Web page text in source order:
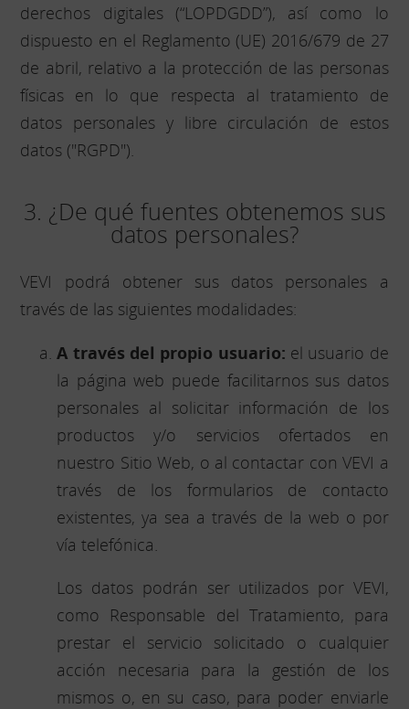
derechos digitales (“LOPDGDD”), así como lo
dispuesto en el Reglamento (UE) 2016/679 de 27
de abril, relativo a la protección de las personas
físicas en lo que respecta al tratamiento de
datos personales y libre circulación de estos
datos ("RGPD").
3. ¿De qué fuentes obtenemos sus
datos personales?
VEVI podrá obtener sus datos personales a
través de las siguientes modalidades:
A través del propio usuario: el usuario de
la página web puede facilitarnos sus datos
personales al solicitar información de los
productos y/o servicios ofertados en
nuestro Sitio Web, o al contactar con VEVI a
través de los formularios de contacto
existentes, ya sea a través de la web o por
vía telefónica.
Los datos podrán ser utilizados por VEVI,
como Responsable del Tratamiento, para
prestar el servicio solicitado o cualquier
acción necesaria para la gestión de los
mismos o, en su caso, para poder enviarle